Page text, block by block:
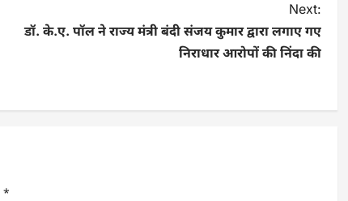
Next:
डॉ. के.ए. पॉल ने राज्य मंत्री बंदी संजय कुमार द्वारा लगाए गए
निराधार आरोपों की निंदा की
*